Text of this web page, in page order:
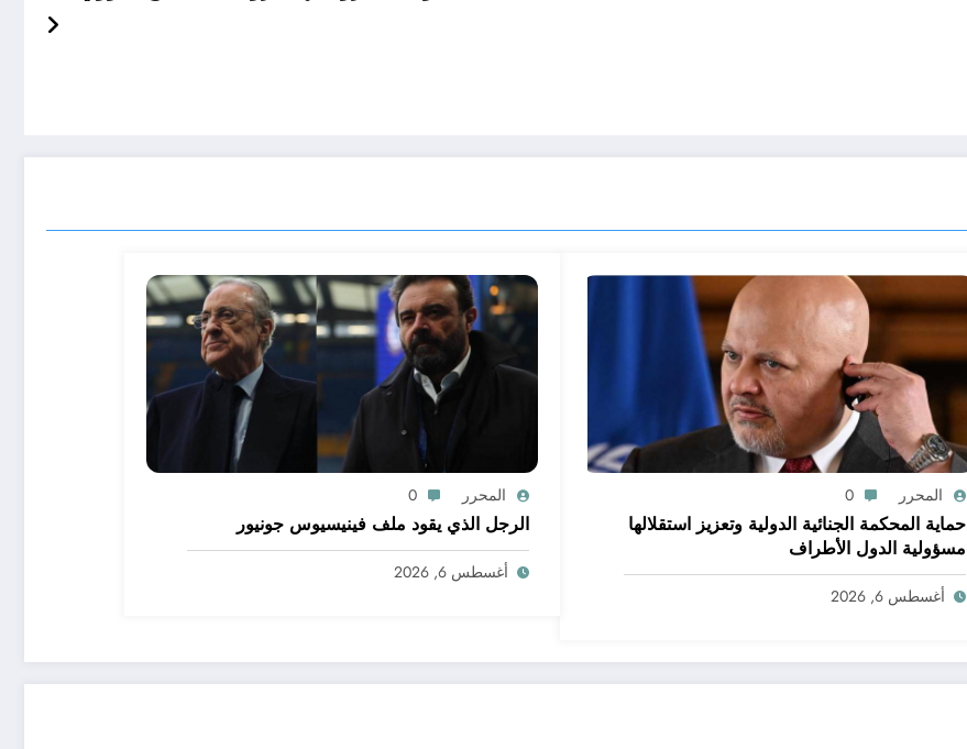
المحرر 0
حماية المحكمة الجنائية الدولية وتعزيز استقلالها
مسؤولية الدول الأطراف
أغسطس 6, 2026
المحرر 0
الرجل الذي يقود ملف فينيسيوس جونيور
أغسطس 6, 2026